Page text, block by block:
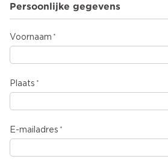
Persoonlijke gegevens
Voornaam
Plaats
E-mailadres